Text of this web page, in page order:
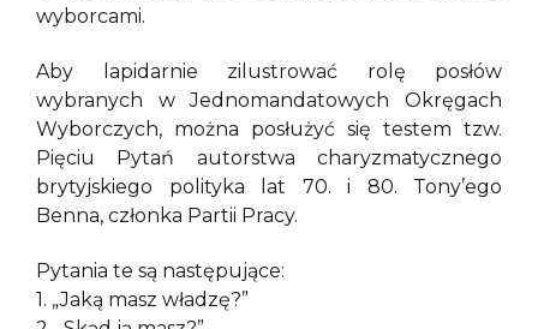
wyborcami.
Aby lapidarnie zilustrować rolę posłów
wybranych w Jednomandatowych Okręgach
Wyborczych, można posłużyć się testem tzw.
Pięciu Pytań autorstwa charyzmatycznego
brytyjskiego polityka lat 70. i 80. Tony’ego
Benna, członka Partii Pracy.
Pytania te są następujące:
1. „Jaką masz władzę?”